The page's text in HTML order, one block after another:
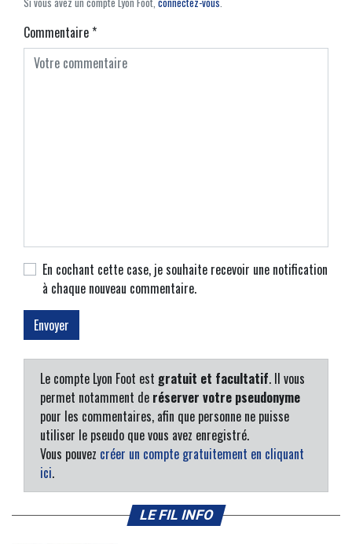
Commentaire*
En cochant cette case, je souhaite recevoir une notification
à chaque nouveau commentaire.
Le compte Lyon Foot est gratuit et facultatif. Il vous
permet notamment de réserver votre pseudonyme
pour les commentaires, afin que personne ne puisse
utiliser le pseudo que vous avez enregistré.
Vous pouvez créer un compte gratuitement en cliquant
ici.
LE FIL INFO